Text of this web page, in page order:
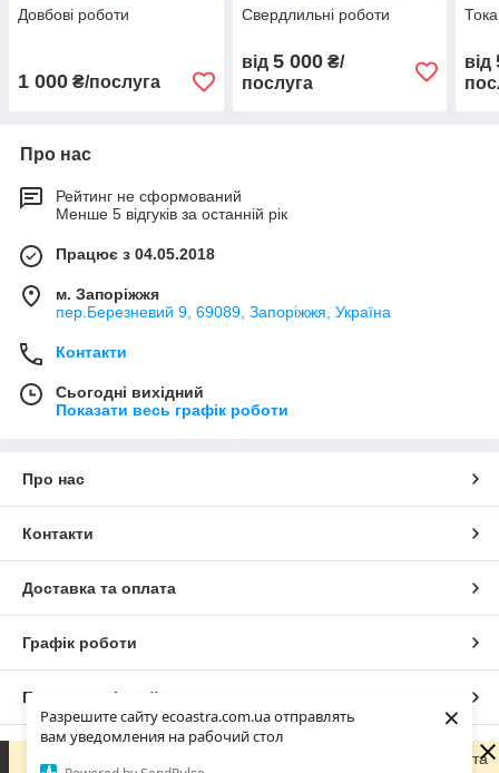
Разрешите сайту ecoastra.com.ua отправлять
вам уведомления на рабочий стол
×
Довбові роботи
1 000 ₴/послуга
Свердлильні роботи
від 5 000₴/
послуга
від
Про нас
Рейтинг не сформований
Менше 5 відгуків за останній рік
Працює з 04.05.2018
м. Запоріжжя
пер.Березневий 9, 69089, Запоріжжя, Україна
Контакти
Сьогодні вихідний
Показати весь графік роботи
Про нас
Контакти
Доставка та оплата
Графік роботи
Повна версія сайту
Зараз компанія не може швидко обробляти замовлення та